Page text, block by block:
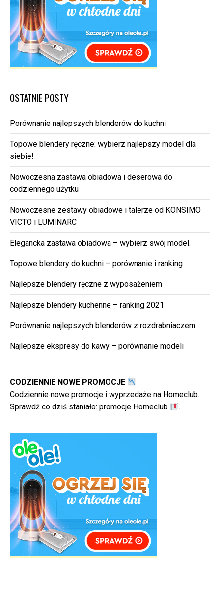
OSTATNIE POSTY
Porównanie najlepszych blenderów do kuchni
Topowe blendery ręczne: wybierz najlepszy model dla
siebie!
Nowoczesna zastawa obiadowa i deserowa do
codziennego użytku
Nowoczesne zestawy obiadowe i talerze od KONSIMO
VICTO i LUMINARC
Elegancka zastawa obiadowa – wybierz swój model.
Topowe blendery do kuchni – porównanie i ranking
Najlepsze blendery ręczne z wyposażeniem
Najlepsze blendery kuchenne – ranking 2021
Porównanie najlepszych blenderów z rozdrabniaczem
Najlepsze ekspresy do kawy – porównanie modeli
CODZIENNIE NOWE PROMOCJE
Codziennie nowe promocje i wyprzedaże na Homeclub.
Sprawdź co dziś staniało: promocje Homeclub .